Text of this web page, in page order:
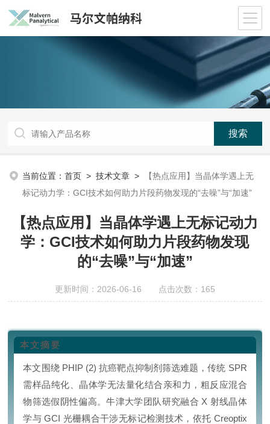
当前位置：首页 >技术文章 >
【热点应用】当晶体学遇上无
标记动力学：GCI技术如何助力片段药物发现的“去噪”与“加速”
【热点应用】当晶体学遇上无标记动力
学：GCI技术如何助力片段药物发现
的“去噪”与“加速”
更新时间：2026-06-16 点击次数：165
本文摘要
本文围绕 PHIP (2) 抗癌靶点抑制剂筛选难题，传统 SPR
需样品纯化、晶体学无法量化结合亲和力，粗反应混合
物筛选假阴性偏高。牛津大学团队研究融合 X 射线晶体
学与 GCI 光栅耦合干涉无标记检测技术，依托 Creoptix